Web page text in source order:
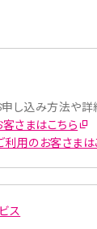
し込み方法や詳
さまはこちら
用のお客さまは
ス